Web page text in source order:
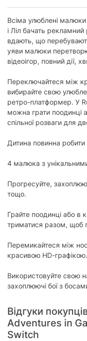
Всіма улюблені
і Ліл бачать
вдають, що
уяви малюки
відеоігор, повний дії,
Переключайтеся між
вибирайте свою
ретро-платформер. У
можна грати поодинці
спільної розваги для
Дитина повинна
4 малюка з
Прогресуйте,
тощо.
Грайте поодинці або в
триматися разом, щоб
Перемикайтеся між
красивою HD-графікою.
Використовуйте свою
захоплюючі бої з
Відгуки
Adventures in
Switch